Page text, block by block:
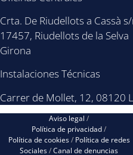
Crta. De Riudellots a Cassà
17457, Riudellots de la Selva
Girona
Instalaciones Técnicas
Carrer de Mollet, 12, 08120
Aviso legal /
Política de privacidad/
Política de cookies/Política de redes
Sociales/Canal de denuncias